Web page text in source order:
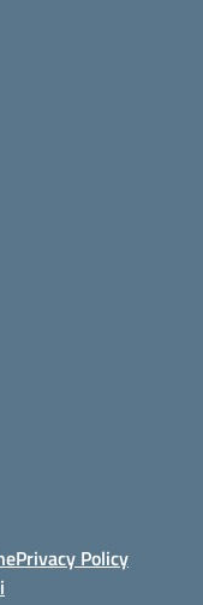
Privacy Policy